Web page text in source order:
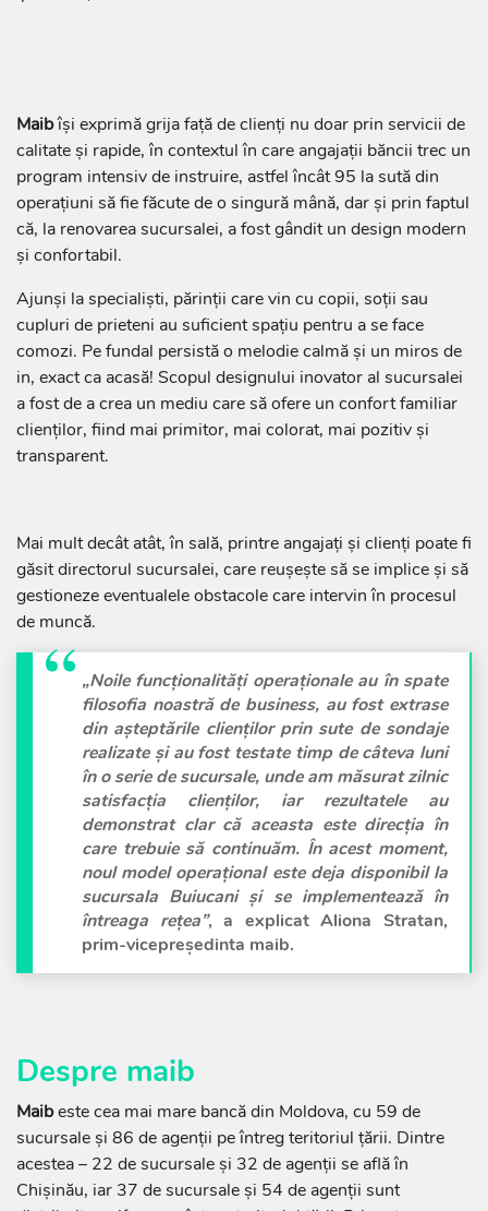
Maibîși exprimă grija față de clienți nu doar prin servicii de
calitate și rapide, în contextul în care angajații băncii trec un
program intensiv de instruire, astfel încât 95 la sută din
operațiuni să fie făcute de o singură mână, dar și prin faptul
că, la renovarea sucursalei, a fost gândit un design modern
și confortabil.
Ajunși la specialiști, părinții care vin cu copii, soții sau
cupluri de prieteni au suficient spațiu pentru a se face
comozi. Pe fundal persistă o melodie calmă și un miros de
in, exact ca acasă! Scopul designului inovator al sucursalei
a fost de a crea un mediu care să ofere un confort familiar
clienților, fiind mai primitor, mai colorat, mai pozitiv și
transparent.
Mai mult decât atât, în sală, printre angajați și clienți poate fi
găsit directorul sucursalei, care reușește să se implice și să
gestioneze eventualele obstacole care intervin în procesul
de muncă.
„Noile funcționalități operaționale au în spate
filosofia noastră de business, au fost extrase
din așteptările clienților prin sute de sondaje
realizate și au fost testate timp de câteva luni
în o serie de sucursale, unde am măsurat zilnic
satisfacția clienților, iar rezultatele au
demonstrat clar că aceasta este direcția în
care trebuie să continuăm. În acest moment,
noul model operațional este deja disponibil la
sucursala Buiucani și se implementează în
întreaga rețea”, a explicatAliona Stratan,
prim-vicepreședinta maib.
Despre maib
Maibeste cea mai mare bancă din Moldova, cu 59 de
sucursale și 86 de agenții pe întreg teritoriul țării. Dintre
acestea – 22 de sucursale și 32 de agenții se află în
Chișinău, iar 37 de sucursale și 54 de agenții sunt